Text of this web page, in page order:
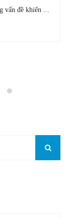
vấn đề khiến ...